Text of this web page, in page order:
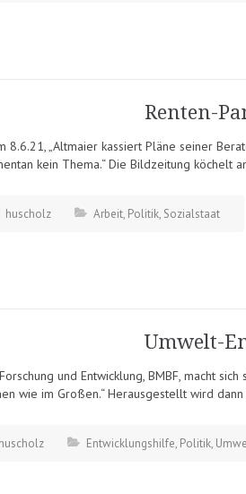
Renten-
8.6.21, „Altmaier kassiert Pläne seiner
kein Thema.“ Die Bildzeitung köchelt
huscholz Arbeit, Politik, Sozialstaat
Umwelt-
und Entwicklung, BMBF, macht
wie im Großen.“ Herausgestellt wird
huscholz Entwicklungshilfe, Politik,